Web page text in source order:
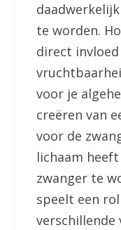
te worden.
direct
voor je
creëren van
voor de
lichaam
zwanger te
speelt een
verschillende